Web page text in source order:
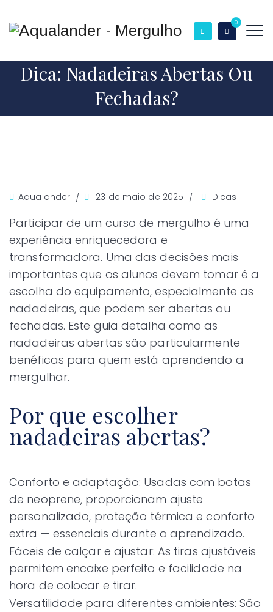
0
Dica: Nadadeiras Abertas Ou
Fechadas?
Author
Aqualander 23 de maio de 2025 Dicas
Participar de um curso de mergulho é uma
experiência enriquecedora e
transformadora. Uma das decisões mais
importantes que os alunos devem tomar é a
escolha do equipamento, especialmente as
nadadeiras, que podem ser abertas ou
fechadas. Este guia detalha como as
nadadeiras abertas são particularmente
benéficas para quem está aprendendo a
mergulhar.
Por que escolher
nadadeiras abertas?
Conforto e adaptação: Usadas com botas
de neoprene, proporcionam ajuste
personalizado, proteção térmica e conforto
extra — essenciais durante o aprendizado.
Fáceis de calçar e ajustar: As tiras ajustáveis
permitem encaixe perfeito e facilidade na
hora de colocar e tirar.
Versatilidade para diferentes ambientes: São